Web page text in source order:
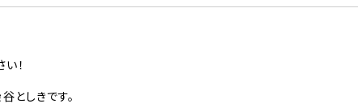
！
としきです。